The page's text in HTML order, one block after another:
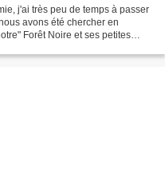
j'ai très peu de temps à passer
avons été chercher en
Forêt Noire et ses petites